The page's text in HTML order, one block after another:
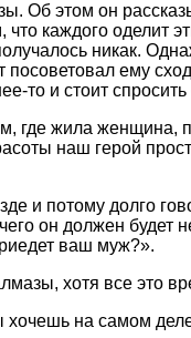
Об этом он
что каждого оделит
никак.
ему
то и стоит спросить
где жила женщина,
наш герой
и потому долго
он должен будет
ваш муж?».
хотя все это
хочешь на самом